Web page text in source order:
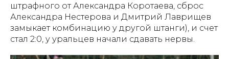
штрафного от Александра Коротаева, сброс
Александра Нестерова и Дмитрий Лаврищев
замыкает комбинацию у другой штанги), и счет
стал 2:0, у уральцев начали сдавать нервы.